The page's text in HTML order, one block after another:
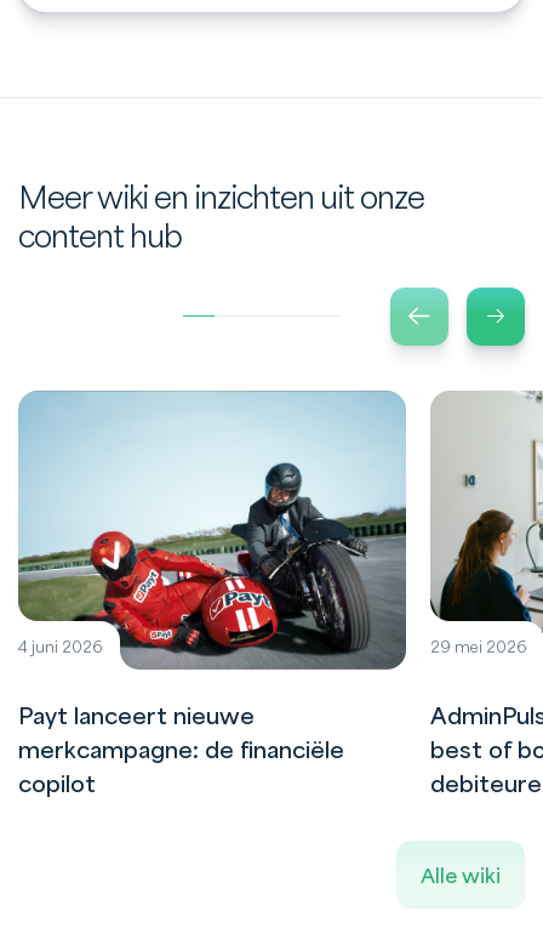
Meer wiki en inzichten uit onze
content hub
4 juni 2026
Payt lanceert nieuwe
merkcampagne: de financiële
copilot
29 mei 2026
best of
Alle wiki